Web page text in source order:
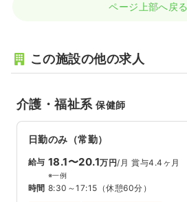
ページ上部へ戻る
この施設の他の求人
介護・福祉系保健師
日勤のみ（常勤）
給与 18.1〜20.1万円/月 賞与4.4ヶ月
※一例
時間 8:30～17:15 （休憩60分）